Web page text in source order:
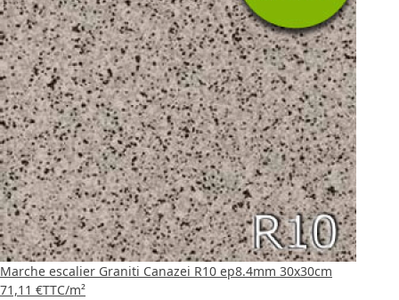
Marche escalier Graniti Canazei R10 ep8.4mm 30x30cm
71,11 €TTC/m²